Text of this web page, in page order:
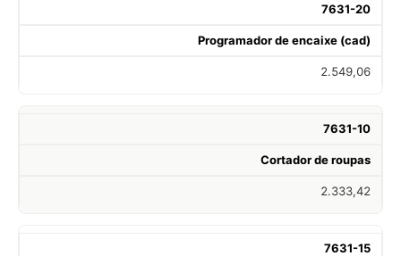
7631-20
Programador de encaixe (cad)
2.549,06
7631-10
Cortador de roupas
2.333,42
7631-15